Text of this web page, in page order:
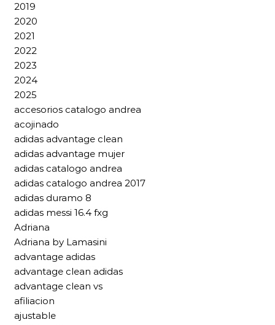
2019
2020
2021
2022
2023
2024
2025
accesorios catalogo andrea
acojinado
adidas advantage clean
adidas advantage mujer
adidas catalogo andrea
adidas catalogo andrea 2017
adidas duramo 8
adidas messi 16.4 fxg
Adriana
Adriana by Lamasini
advantage adidas
advantage clean adidas
advantage clean vs
afiliacion
ajustable